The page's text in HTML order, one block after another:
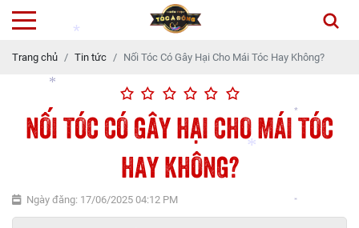
*
*
Trang chủ Tin tức Nối Tóc Có Gây Hại Cho Mái Tóc Hay Không?
NỐI TÓC CÓ GÂY HẠI CHO MÁI TÓC
HAY KHÔNG?
Ngày đăng: 17/06/2025 04:12 PM